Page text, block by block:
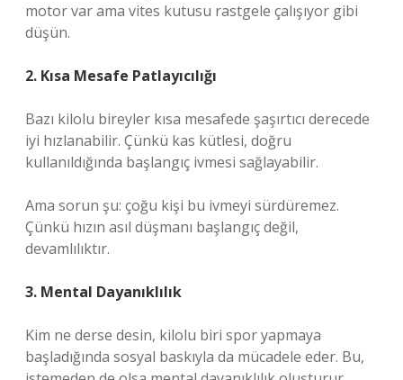
motor var ama vites kutusu rastgele çalışıyor gibi
düşün.
2. Kısa Mesafe Patlayıcılığı
Bazı kilolu bireyler kısa mesafede şaşırtıcı derecede
iyi hızlanabilir. Çünkü kas kütlesi, doğru
kullanıldığında başlangıç ivmesi sağlayabilir.
Ama sorun şu: çoğu kişi bu ivmeyi sürdüremez.
Çünkü hızın asıl düşmanı başlangıç değil,
devamlılıktır.
3. Mental Dayanıklılık
Kim ne derse desin, kilolu biri spor yapmaya
başladığında sosyal baskıyla da mücadele eder. Bu,